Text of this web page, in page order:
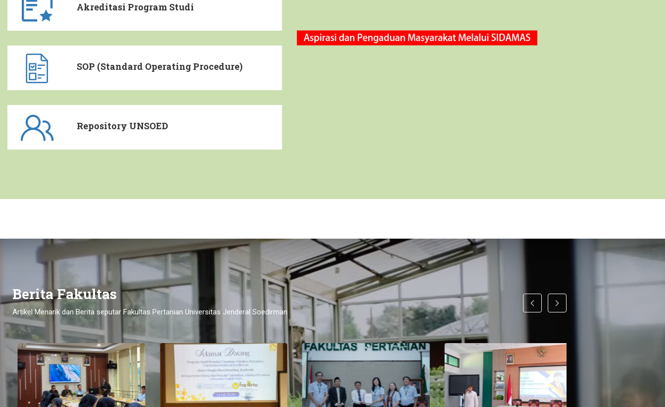
Akreditasi Program Studi
SOP (Standard Operating Procedure)
Repository UNSOED
Berita Fakultas
Artikel Menarik dan Berita seputar Fakultas Pertanian Universitas Jenderal Soedirman